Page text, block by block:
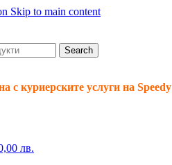
Skip to main content
Search
с куриерските услуги на Speedy
лв.